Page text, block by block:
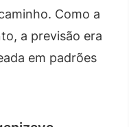
Como a
a previsão era
em padrões